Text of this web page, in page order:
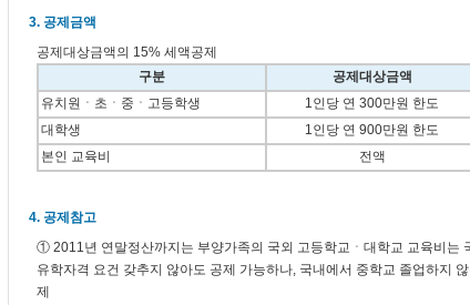
3. 공제금액
공제대상금액의 15% 세액공제
구분
공제대상금액
유치원ㆍ초ㆍ중ㆍ고등학생
1인당 연 300만원 한도
대학생
1인당 연 900만원 한도
본인 교육비
전액
4. 공제참고
① 2011년 연말정산까지는 부양가족의 국외 고등학교ㆍ대학교 교육비는
유학자격 요건 갖추지 않아도 공제 가능하나, 국내에서 중학교 졸업하지
제